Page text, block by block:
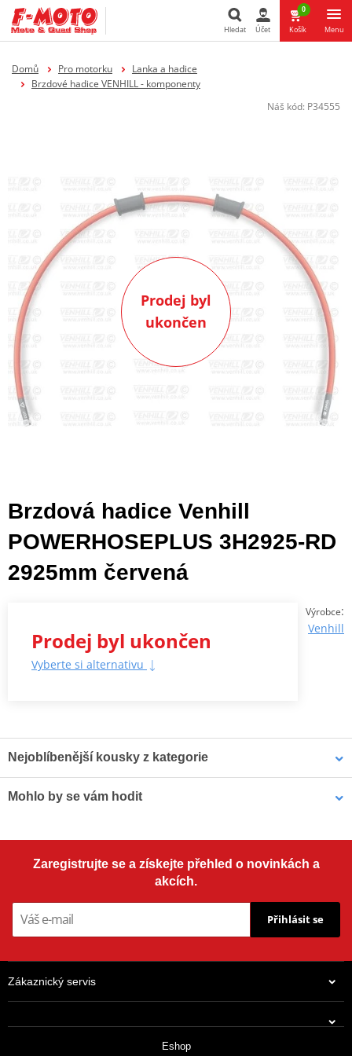
Hledat Účet
0
Košík Menu
Domů Pro motorku
Lanka a hadice
Brzdové hadice VENHILL - komponenty
Náš kód: P34555
Prodej byl
ukončen
Brzdová hadice Venhill
POWERHOSEPLUS 3H2925-RD
2925mm červená
Výrobce:
Venhill
Prodej byl ukončen
Vyberte si alternativu
Nejoblíbenější kousky z kategorie
YE 500mm žlutá
3/60097S 45° nerez
Mohlo by se vám hodit
VWK011
Zaregistrujte se a získejte přehled o novinkách a
akcích.
Přihlásit se
Zákaznický servis
Eshop